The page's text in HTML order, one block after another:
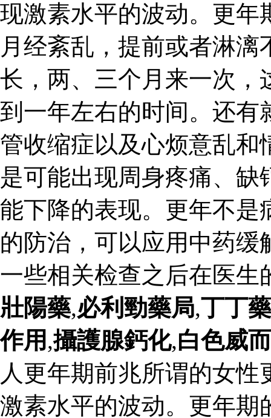
现激素水平的波动。更年
月经紊乱，提前或者淋
长，两、三个月来一次，
到一年左右的时间。还有
管收缩症以及心烦意乱和
是可能出现周身疼痛、
能下降的表现。更年不是
的防治，可以应用中药
一些相关检查之后在医生
壯陽藥,必利勁藥局,丁丁
作用 ,攝護腺鈣化,白色威
人更年期前兆所谓的女
激素水平的波动。更年期